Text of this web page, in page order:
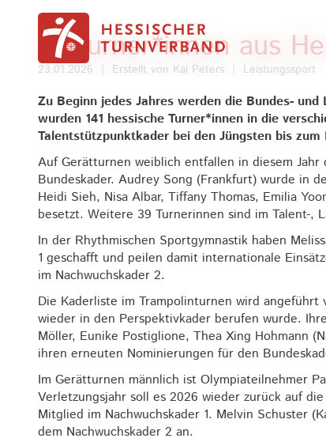
21 Turner*innen aus
23.01.2026 Erstellt von Kai Peters Leistungssport
Zu Beginn jedes Jahres werden die Bundes-
wurden 141 hessische Turner*innen in die
Talentstützpunktkader bei den Jüngsten bis
Auf Gerätturnen weiblich entfallen in diesem
Bundeskader. Audrey Song (Frankfurt) wurde in
Heidi Sieh, Nisa Albar, Tiffany Thomas, Emilia
besetzt. Weitere 39 Turnerinnen sind im Talent-,
In der Rhythmischen Sportgymnastik haben
1 geschafft und peilen damit internationale
im Nachwuchskader 2.
Die Kaderliste im Trampolinturnen wird
wieder in den Perspektivkader berufen wurde.
Möller, Eunike Postiglione, Thea Xing Hohmann
ihren erneuten Nominierungen für den
Im Gerätturnen männlich ist Olympiateilnehmer
Verletzungsjahr soll es 2026 wieder zurück auf
Mitglied im Nachwuchskader 1. Melvin Schuster
dem Nachwuchskader 2 an.